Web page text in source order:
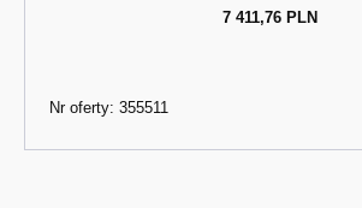
7 411,76 PLN
Nr oferty: 355511